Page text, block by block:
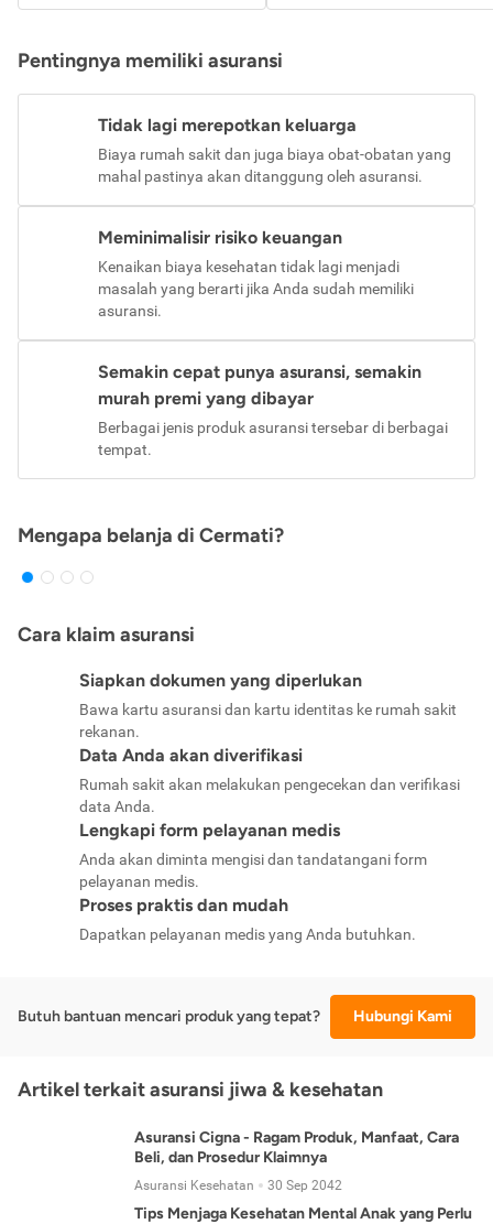
Pentingnya memiliki asuransi
Tidak lagi merepotkan keluarga
Biaya rumah sakit dan juga biaya obat-obatan yang
mahal pastinya akan ditanggung oleh asuransi.
Meminimalisir risiko keuangan
Kenaikan biaya kesehatan tidak lagi menjadi
masalah yang berarti jika Anda sudah memiliki
asuransi.
Semakin cepat punya asuransi, semakin
murah premi yang dibayar
Berbagai jenis produk asuransi tersebar di berbagai
tempat.
Mengapa belanja di Cermati?
Cara klaim asuransi
Siapkan dokumen yang diperlukan
Bawa kartu asuransi dan kartu identitas ke rumah sakit
rekanan.
Data Anda akan diverifikasi
Rumah sakit akan melakukan pengecekan dan verifikasi
data Anda.
Lengkapi form pelayanan medis
Anda akan diminta mengisi dan tandatangani form
pelayanan medis.
Proses praktis dan mudah
Dapatkan pelayanan medis yang Anda butuhkan.
Butuh bantuan mencari produk yang tepat? Hubungi Kami
Artikel terkait asuransi jiwa & kesehatan
Asuransi Cigna - Ragam Produk, Manfaat, Cara
Beli, dan Prosedur Klaimnya
Asuransi Kesehatan 30 Sep 2042
Tips Menjaga Kesehatan Mental Anak yang Perlu